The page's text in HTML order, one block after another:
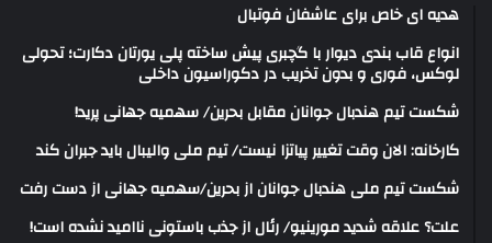
هدیه ای خاص برای عاشفان فوتبال
انواع قاب بندی دیوار با گچبری پیش ساخته پلی یورتان دکارت؛ تحولی
لوکس، فوری و بدون تخریب در دکوراسیون داخلی
شکست تیم هندبال جوانان مقابل بحرین/ سهمیه جهانی پرید!
کارخانه: الان وقت تغییر پیاتزا نیست/ تیم ملی والیبال باید جبران کند
شکست تیم ملی هندبال جوانان از بحرین/سهمیه جهانی از دست رفت
علت؟ علاقه شدید مورینیو/ رئال از جذب باستونی ناامید نشده است!